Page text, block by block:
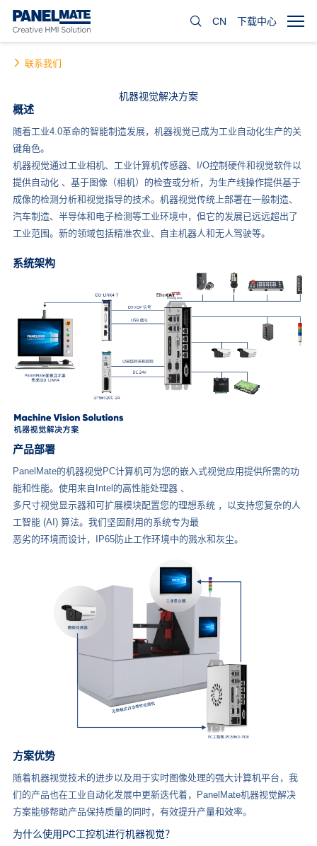
下载中心
CN
联系我们
机器视觉解决方案
概述
随着工业4.0革命的智能制造发展，机器视觉已成为工业自动化生产的关
键角色。
机器视觉通过工业相机、工业计算机传感器、I/O控制硬件和视觉软件以
提供自动化 、基于图像（相机）的检查或分析，为生产线操作提供基于
成像的检测分析和视觉指导的技术。机器视觉传统上部署在一般制造、
汽车制造、半导体和电子检测等工业环境中，但它的发展已远远超出了
工业范围。新的领域包括精准农业、自主机器人和无人驾驶等。
系统架构
产品部署
PanelMate的机器视觉PC计算机可为您的嵌入式视觉应用提供所需的功
能和性能。使用来自Intel的高性能处理器 、
多尺寸视觉显示器和可扩展模块配置您的理想系统 ，以支持您复杂的人
工智能 (AI) 算法。我们坚固耐用的系统专为最
恶劣的环境而设计，IP65防止工作环境中的溅水和灰尘。
方案优势
随着机器视觉技术的进步以及用于实时图像处理的强大计算机平台，我
们的产品也在工业自动化发展中更新迭代着，PanelMate机器视觉解决
方案能够帮助产品保持质量的同时，有效提升产量和效率。
为什么使用PC工控机进行机器视觉？